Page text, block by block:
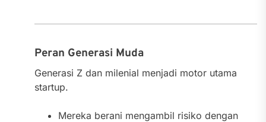
Peran Generasi Muda
Generasi Z dan milenial menjadi motor utama
startup.
Mereka berani mengambil risiko dengan